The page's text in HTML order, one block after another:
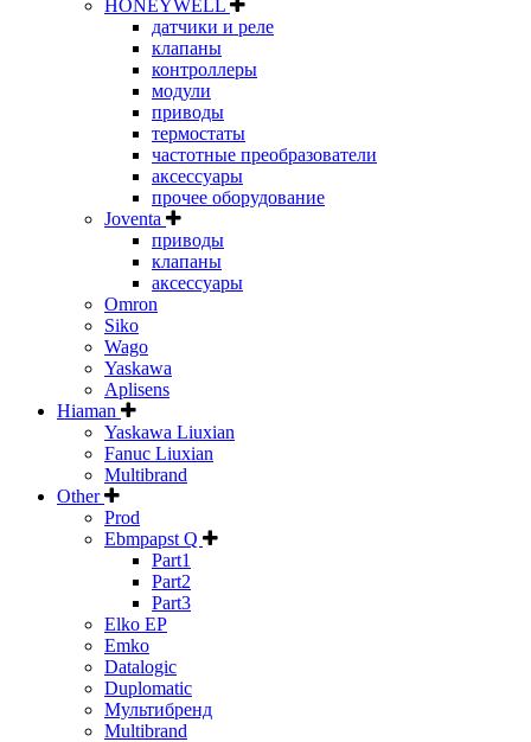
HONEYWELL
датчики и реле
клапаны
контроллеры
модули
приводы
термостаты
частотные преобразователи
аксессуары
прочее оборудование
Joventa
приводы
клапаны
аксессуары
Omron
Siko
Wago
Yaskawa
Aplisens
Hiaman
Yaskawa Liuxian
Fanuc Liuxian
Multibrand
Other
Prod
Ebmpapst Q
Part1
Part2
Part3
Elko EP
Emko
Datalogic
Duplomatic
Мультибренд
Multibrand